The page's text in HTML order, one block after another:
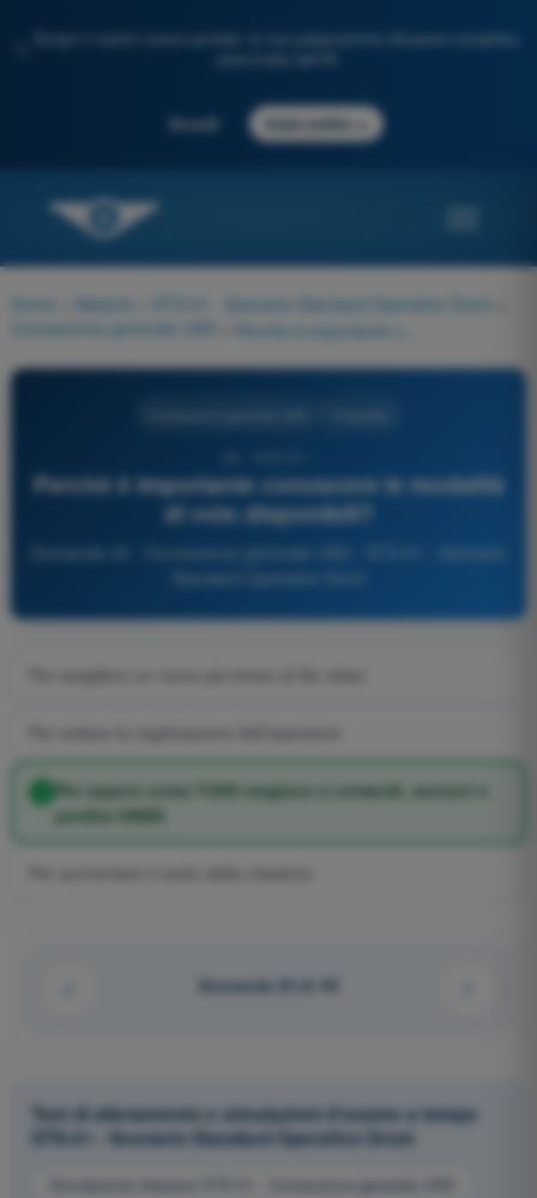
Scopri il nostro nuovo portale: la tua preparazione d'esame completa,
Accedi Inizia subito
Home Materie STS-01 - Scenario Standard Operativo Droni
Conoscenza generale UAS
Perché è importante conoscere le modalità
di volo disponibili?
Per sapere come l'UAS reagisce a comandi, sensori e
perdita GNSS
Domanda 32 di 40
Test di allenamento e simulazioni d'esame a tempo
STS-01 - Scenario Standard Operativo Droni
Simulazione d'esame STS-01 - Conoscenza generale UAS